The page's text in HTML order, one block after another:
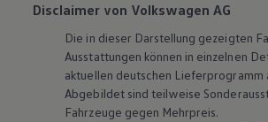
Disclaimer von Volkswagen AG
Die in dieser Darstellung gezeigten
Ausstattungen können in einzelnen
aktuellen deutschen Lieferprogramm
Abgebildet sind teilweise
Fahrzeuge gegen Mehrpreis.